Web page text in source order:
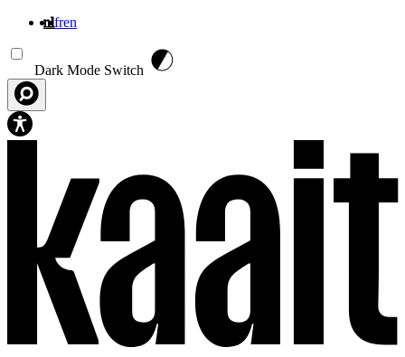
nlfren
Dark Mode Switch